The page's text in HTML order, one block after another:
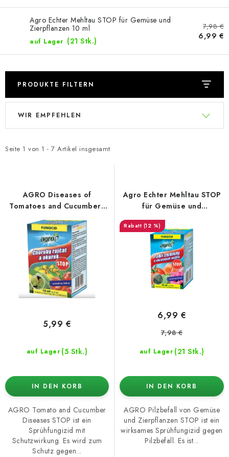
Agro Echter Mehltau STOP für Gemüse und
Zierpflanzen 10 ml
auf Lager (21 Stk.)
7,98 €
6,99 €
PRODUKTE FILTERN
L
t
r
Seite 1 von 1 - 7 Artikel insgesamt
P
d
s
WIR EMPFEHLEN
AGRO Diseases of
Tomatoes and Cucumbers
STOP 10ml
auf Lager (5 Stk.)
5,99 €
IN DEN KORB
AGRO Tomato and Cucumber
Diseases STOP ist ein
Sprühfungizid mit
Schutzwirkung. Es wird zum
Schutz gegen...
Agro Echter Mehltau STOP
für Gemüse und
Zierpflanzen 10 ml
(12 %)
auf Lager (21 Stk.)
6,99 €
7,98 €
IN DEN KORB
AGRO Pilzbefall von Gemüse
und Zierpflanzen STOP ist ein
wirksames Sprühfungizid gegen
Pilzbefall. Es ist...